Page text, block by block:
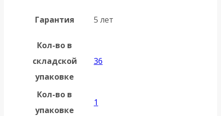
Гарантия 5 лет
Кол-во в
складской
упаковке
36
Кол-во в
упаковке
1